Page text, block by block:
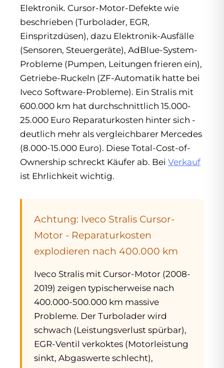
Elektronik. Cursor-Motor-Defekte wie
beschrieben (Turbolader, EGR,
Einspritzdüsen), dazu Elektronik-Ausfälle
(Sensoren, Steuergeräte), AdBlue-System-
Probleme (Pumpen, Leitungen frieren ein),
Getriebe-Ruckeln (ZF-Automatik hatte bei
Iveco Software-Probleme). Ein Stralis mit
600.000 km hat durchschnittlich 15.000-
25.000 Euro Reparaturkosten hinter sich -
deutlich mehr als vergleichbarer Mercedes
(8.000-15.000 Euro). Diese Total-Cost-of-
Ownership schreckt Käufer ab. Bei Verkauf
ist Ehrlichkeit wichtig.
Achtung: Iveco Stralis Cursor-
Motor - Reparaturkosten
explodieren nach 400.000 km
Iveco Stralis mit Cursor-Motor (2008-
2019) zeigen typischerweise nach
400.000-500.000 km massive
Probleme. Der Turbolader wird
schwach (Leistungsverlust spürbar),
EGR-Ventil verkoktes (Motorleistung
sinkt, Abgaswerte schlecht),